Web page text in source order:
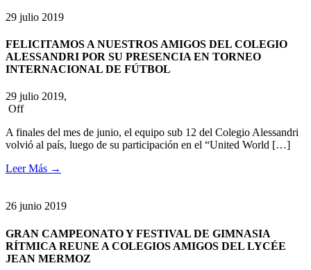
29 julio 2019
FELICITAMOS A NUESTROS AMIGOS DEL COLEGIO
ALESSANDRI POR SU PRESENCIA EN TORNEO
INTERNACIONAL DE FÚTBOL
29 julio 2019,
Off
A finales del mes de junio, el equipo sub 12 del Colegio Alessandri
volvió al país, luego de su participación en el “United World […]
Leer Más →
26 junio 2019
GRAN CAMPEONATO Y FESTIVAL DE GIMNASIA
RÍTMICA REUNE A COLEGIOS AMIGOS DEL LYCÉE
JEAN MERMOZ